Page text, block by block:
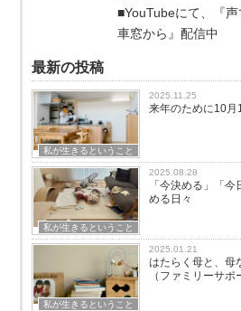
■YouTubeにて、『
車窓から』配信中
最新の投稿
私が生きるということ
2025.11.25
来年のために10月
私が生きるということ
2025.08.28
「今決める」「
める日々
私が生きるということ
2025.01.21
はたらく母と、母
（ファミリーサポ